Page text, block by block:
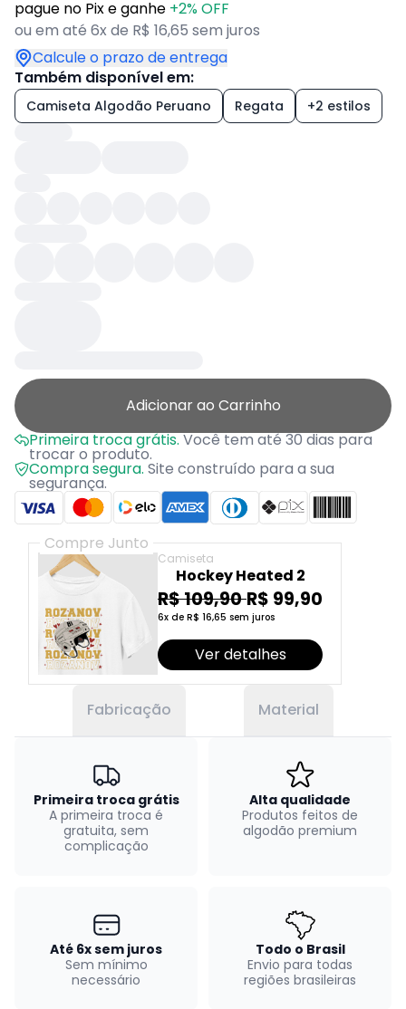
pague no Pix e ganhe +2% OFF
ou em até 6x de R$ 16,65 sem juros
Calcule o prazo de entrega
Também disponível em:
Camiseta Algodão Peruano Regata +2 estilos
Adicionar ao Carrinho
Primeira troca grátis.Você tem até 30 dias para
trocar o produto.
Compra segura. Site construído para a sua
segurança.
Compre Junto
Camiseta
Hockey Heated 2
R$ 109,90 R$ 99,90
6x de R$ 16,65 sem juros
Ver detalhes
Fabricação Material
Primeira troca grátis
A primeira troca é
gratuita, sem
complicação
Alta qualidade
Produtos feitos de
algodão premium
Até 6x sem juros
Sem mínimo
necessário
Todo o Brasil
Envio para todas
regiões brasileiras